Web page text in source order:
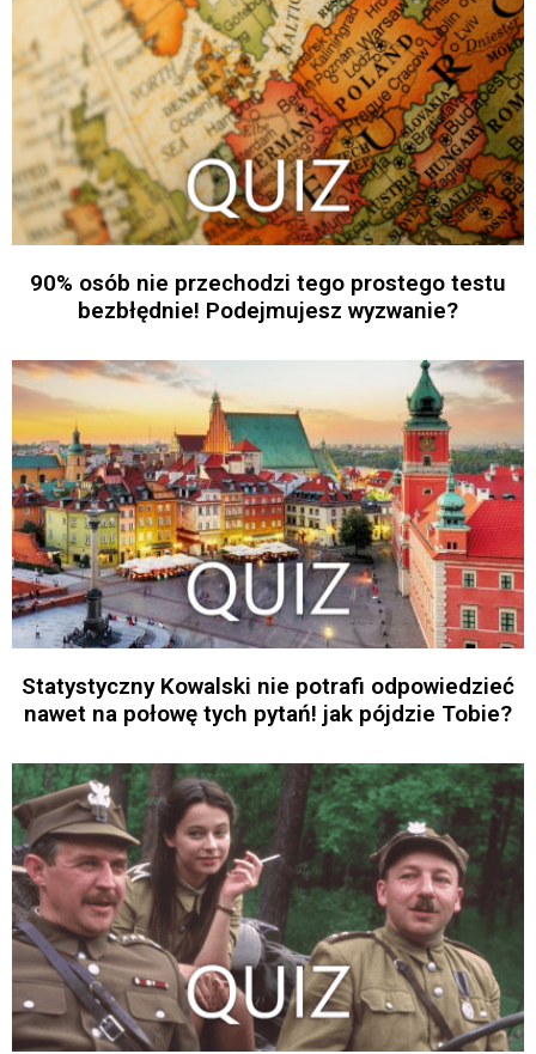
90% osób nie przechodzi tego prostego testu
bezbłędnie! Podejmujesz wyzwanie?
Statystyczny Kowalski nie potrafi odpowiedzieć
nawet na połowę tych pytań! jak pójdzie Tobie?